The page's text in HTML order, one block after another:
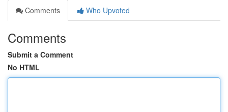
Comments
Who Upvoted
Comments
Submit a Comment
No HTML